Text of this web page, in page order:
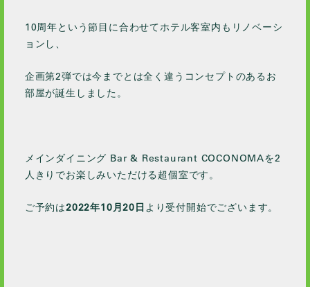
2023 / 7
2022 / 11
2022 / 9
10周年という節目に合わせてホテル客室内もリノベーシ
ョンし、
企画第2弾では今までとは全く違うコンセプトのあるお
部屋が誕生しました。
メインダイニング Bar & Restaurant COCONOMAを2
人きりでお楽しみいただける超個室です。
ご予約は2022年10月20日 より受付開始でございます。